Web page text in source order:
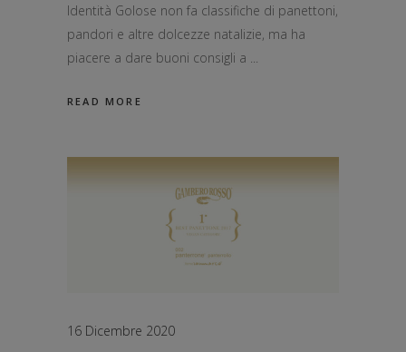
Identità Golose non fa classifiche di panettoni,
pandori e altre dolcezze natalizie, ma ha
piacere a dare buoni consigli a
READ MORE
16 Dicembre 2020